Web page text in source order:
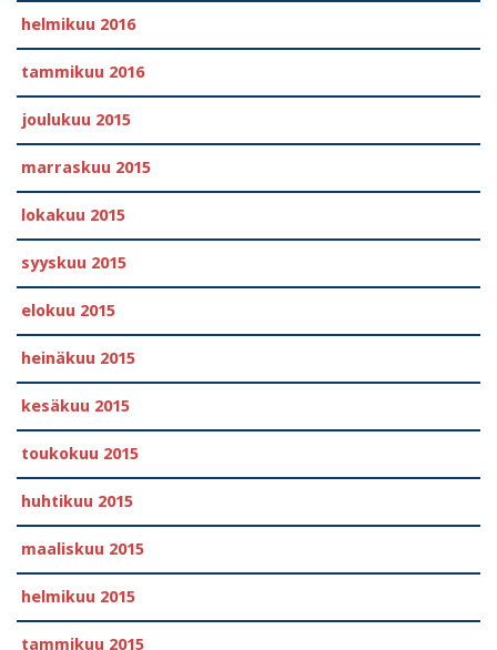
helmikuu 2016
tammikuu 2016
joulukuu 2015
marraskuu 2015
lokakuu 2015
syyskuu 2015
elokuu 2015
heinäkuu 2015
kesäkuu 2015
toukokuu 2015
huhtikuu 2015
maaliskuu 2015
helmikuu 2015
tammikuu 2015